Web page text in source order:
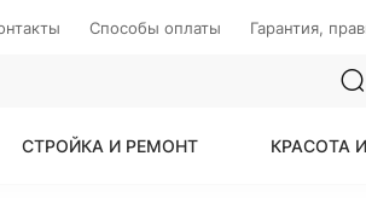
Способы оплаты Гарантия,
СТРОЙКА И РЕМОНТ КРАСОТА